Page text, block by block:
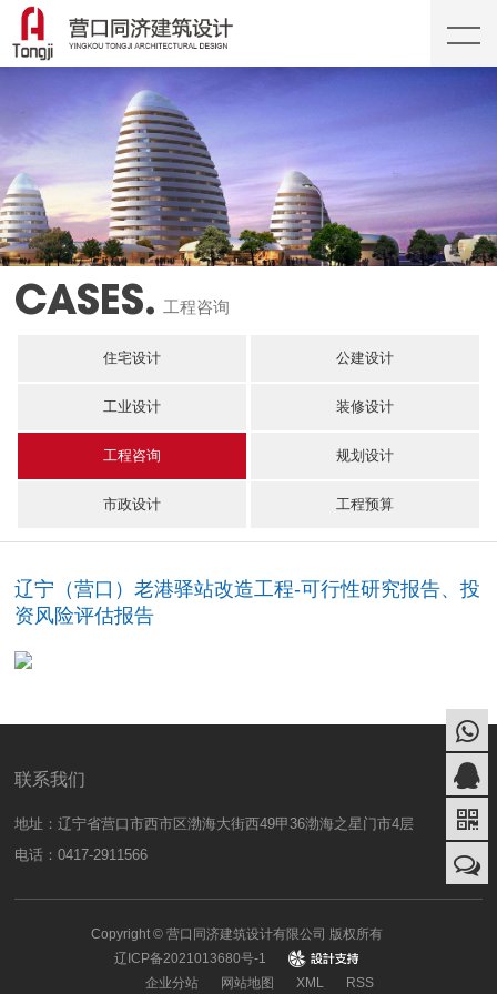
CASES. 工程咨询
住宅设计 公建设计
工业设计 装修设计
工程咨询 规划设计
市政设计 工程预算
辽宁（营口）老港驿站改造工程-可行性研究报告、投
资风险评估报告
联系我们
地址：辽宁省营口市西市区渤海大街西49甲36渤海之星门市4层
电话：0417-2911566
Copyright © 营口同济建筑设计有限公司 版权所有
辽ICP备2021013680号-1
design
企业分站
网站地图 XML RSS